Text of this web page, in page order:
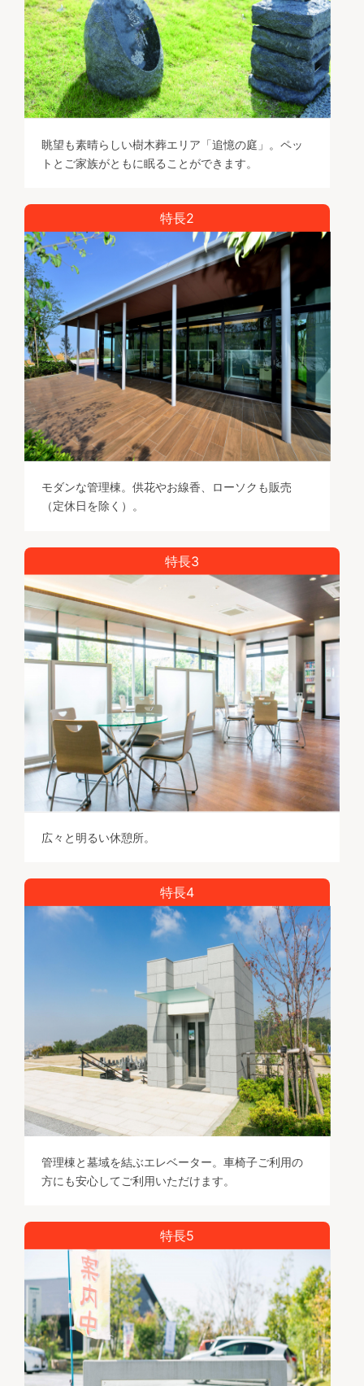
眺望も素晴らしい樹木葬エリア「追憶の庭」。ペッ
トとご家族がともに眠ることができます。
特長2
モダンな管理棟。供花やお線香、ローソクも販売
（定休日を除く）。
特長3
広々と明るい休憩所。
特長4
管理棟と墓域を結ぶエレベーター。車椅子ご利用の
方にも安心してご利用いただけます。
特長5